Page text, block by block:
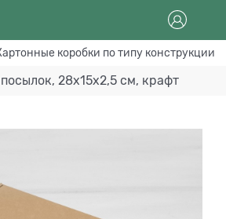
коробки по типу конструкции
28х15х2,5 см, крафт